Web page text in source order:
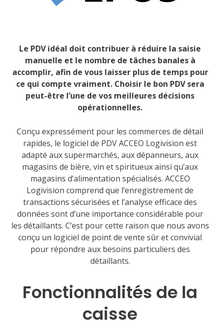
Le PDV idéal doit contribuer à réduire la saisie
manuelle et le nombre de tâches banales à
accomplir, afin de vous laisser plus de temps pour
ce qui compte vraiment. Choisir le bon PDV sera
peut-être l’une de vos meilleures décisions
opérationnelles.
Conçu expressément pour les commerces de détail
rapides, le logiciel de PDV ACCEO Logivision est
adapté aux supermarchés, aux dépanneurs, aux
magasins de bière, vin et spiritueux ainsi qu’aux
magasins d’alimentation spécialisés. ACCEO
Logivision comprend que l’enregistrement de
transactions sécurisées et l’analyse efficace des
données sont d’une importance considérable pour
les détaillants. C’est pour cette raison que nous avons
conçu un logiciel de point de vente sûr et convivial
pour répondre aux besoins particuliers des
détaillants.
Fonctionnalités de la
caisse